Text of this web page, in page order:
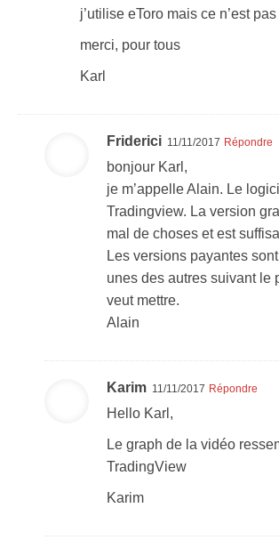
j’utilise eToro mais ce n’est
merci, pour tous
Karl
Friderici 11/11/2017 Répondre
bonjour Karl,
je m’appelle Alain. Le
Tradingview. La version
mal de choses et est
Les versions payantes
unes des autres suivant le
veut mettre.
Alain
Karim 11/11/2017 Répondre
Hello Karl,
Le graph de la vidéo
TradingView
Karim